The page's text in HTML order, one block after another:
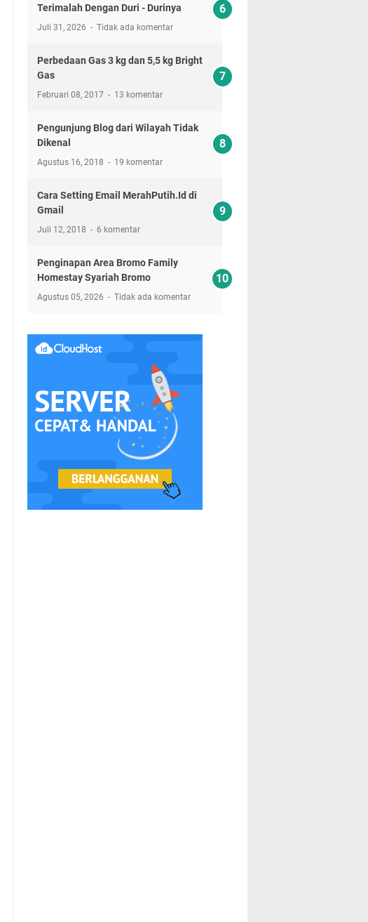
Terimalah Dengan Duri - Durinya
Juli 31, 2026 Tidak ada komentar
Perbedaan Gas 3 kg dan 5,5 kg Bright
Gas
Februari 08, 2017 13 komentar
Pengunjung Blog dari Wilayah Tidak
Dikenal
Agustus 16, 2018 19 komentar
Cara Setting Email MerahPutih.Id di
Gmail
Juli 12, 2018 6 komentar
Penginapan Area Bromo Family
Homestay Syariah Bromo
Agustus 05, 2026 Tidak ada komentar